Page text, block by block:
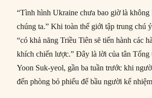
“Tình hình Ukraine chưa bao giờ là không
chúng ta.” Khi toàn thế giới tập trung chú
“có khả năng Triều Tiên sẽ tiến hành các
khích chiến lược.” Đây là lời của tân Tổng
Yoon Suk-yeol, gần ba tuần trước khi
đến phòng bỏ phiếu để bầu người kế